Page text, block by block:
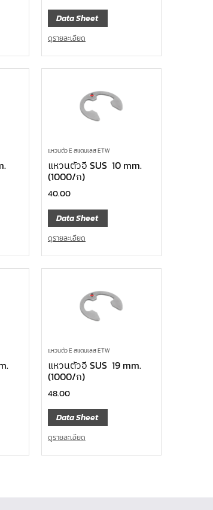
Data Sheet
ดูรายละเอียด
แหวนตัว E สแตนเลส ETW
แหวนตัวอี SUS 10 mm.
(1000/ก)
40.00
Data Sheet
ดูรายละเอียด
แหวนตัว E สแตนเลส ETW
แหวนตัวอี SUS 19 mm.
(1000/ก)
48.00
Data Sheet
ดูรายละเอียด